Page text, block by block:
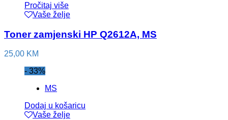
Pročitaj više
Vaše želje
Toner zamjenski HP Q2612A, MS
25,00 KM
- 33%
MS
Dodaj u košaricu
Vaše želje